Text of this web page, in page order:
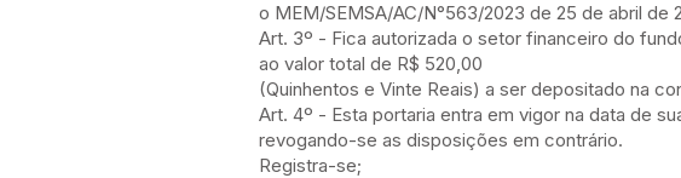
o MEM/SEMSA/AC/N°563/2023 de 25 de abril de
Art. 3º - Fica autorizada o setor financeiro do
ao valor total de R$ 520,00
(Quinhentos e Vinte Reais) a ser depositado na
Art. 4º - Esta portaria entra em vigor na data de
revogando-se as disposições em contrário.
Registra-se;